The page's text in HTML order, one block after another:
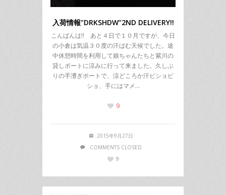
入荷情報”DRKSHDW”2ND DELIVERY!!
こんばんは!! あと４日で１０月ですが、今日
の小倉は気温３０度の汗ばむ天候でした。途
中休憩時間を利用して娘ちゃんたちと紫川の
貸しボートに涼みに行って来ました。久しぶ
りの手漕ぎボートで、涼どころか汗ビショビ
ショ、手にはマメ…
9
2015年9月27日
COMMENTS CLOSED
9